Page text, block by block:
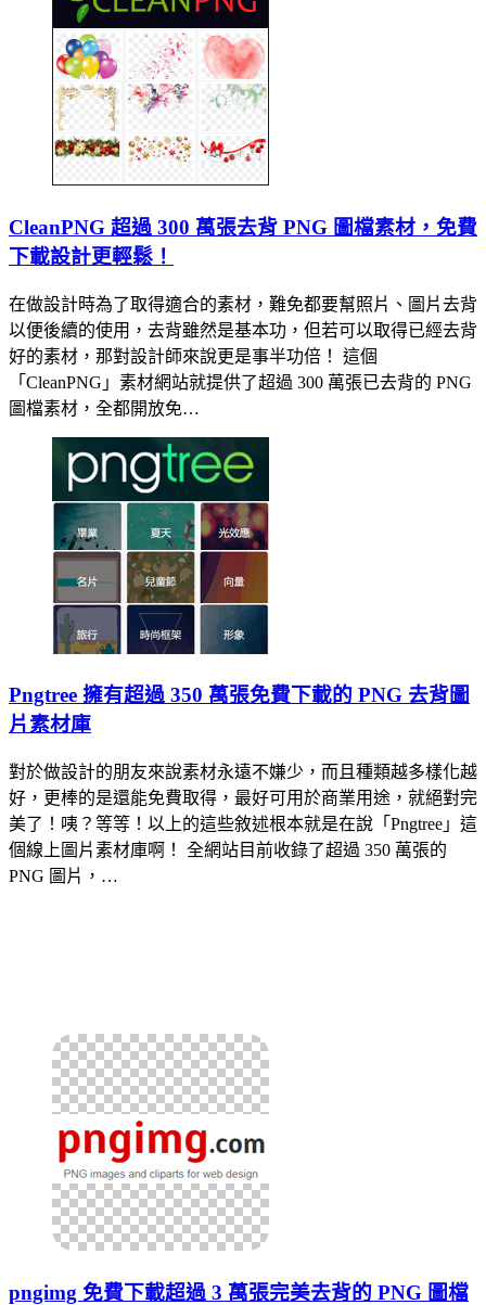
CleanPNG 超過 300 萬張去背 PNG 圖檔素材，免費
下載設計更輕鬆！
在做設計時為了取得適合的素材，難免都要幫照片、圖片去背
以便後續的使用，去背雖然是基本功，但若可以取得已經去背
好的素材，那對設計師來說更是事半功倍！ 這個
「CleanPNG」素材網站就提供了超過 300 萬張已去背的 PNG
圖檔素材，全都開放免…
Pngtree 擁有超過 350 萬張免費下載的 PNG 去背圖
片素材庫
對於做設計的朋友來說素材永遠不嫌少，而且種類越多樣化越
好，更棒的是還能免費取得，最好可用於商業用途，就絕對完
美了！咦？等等！以上的這些敘述根本就是在說「Pngtree」這
個線上圖片素材庫啊！ 全網站目前收錄了超過 350 萬張的
PNG 圖片，…
pngimg 免費下載超過 3 萬張完美去背的 PNG 圖檔